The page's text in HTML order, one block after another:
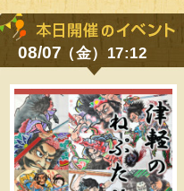
08/07（金）17:12